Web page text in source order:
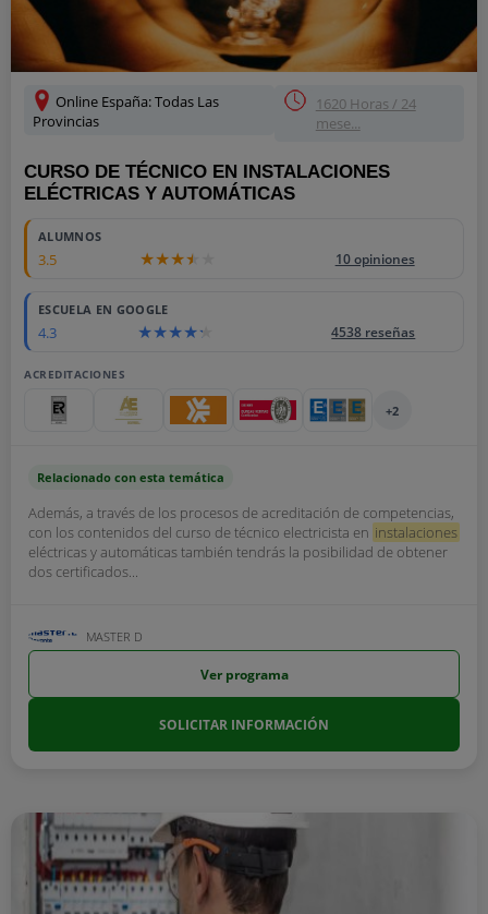
Online España: Todas Las
Provincias
1620 Horas / 24
mese...
CURSO DE TÉCNICO EN INSTALACIONES
ELÉCTRICAS Y AUTOMÁTICAS
ALUMNOS
3.5 10 opiniones
ESCUELA EN GOOGLE
4.3 4538 reseñas
ACREDITACIONES
+2
Relacionado con esta temática
Además, a través de los procesos de acreditación de competencias,
con los contenidos del curso de técnico electricista en instalaciones
eléctricas y automáticas también tendrás la posibilidad de obtener
dos certificados...
MASTER D
Ver programa
SOLICITAR INFORMACIÓN